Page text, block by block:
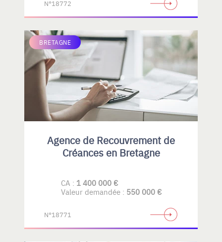
N°18772
BRETAGNE
Agence de Recouvrement de
Créances en Bretagne
CA : 1 400 000 €
Valeur demandée : 550 000 €
N°18771